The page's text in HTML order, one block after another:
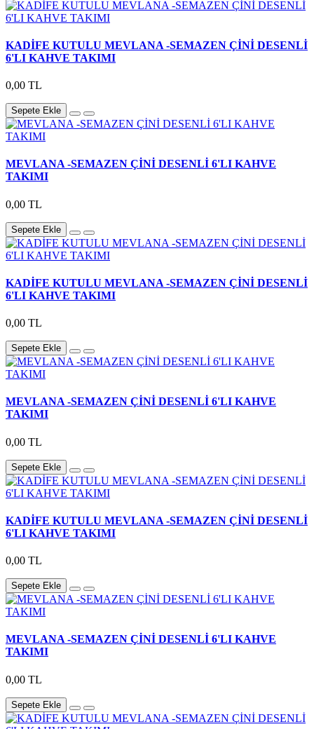
KADİFE KUTULU MEVLANA -SEMAZEN ÇİNİ DESENLİ
6'LI KAHVE TAKIMI
0,00 TL
Sepete Ekle
MEVLANA -SEMAZEN ÇİNİ DESENLİ 6'LI KAHVE
TAKIMI
0,00 TL
Sepete Ekle
KADİFE KUTULU MEVLANA -SEMAZEN ÇİNİ DESENLİ
6'LI KAHVE TAKIMI
0,00 TL
Sepete Ekle
MEVLANA -SEMAZEN ÇİNİ DESENLİ 6'LI KAHVE
TAKIMI
0,00 TL
Sepete Ekle
KADİFE KUTULU MEVLANA -SEMAZEN ÇİNİ DESENLİ
6'LI KAHVE TAKIMI
0,00 TL
Sepete Ekle
MEVLANA -SEMAZEN ÇİNİ DESENLİ 6'LI KAHVE
TAKIMI
0,00 TL
Sepete Ekle